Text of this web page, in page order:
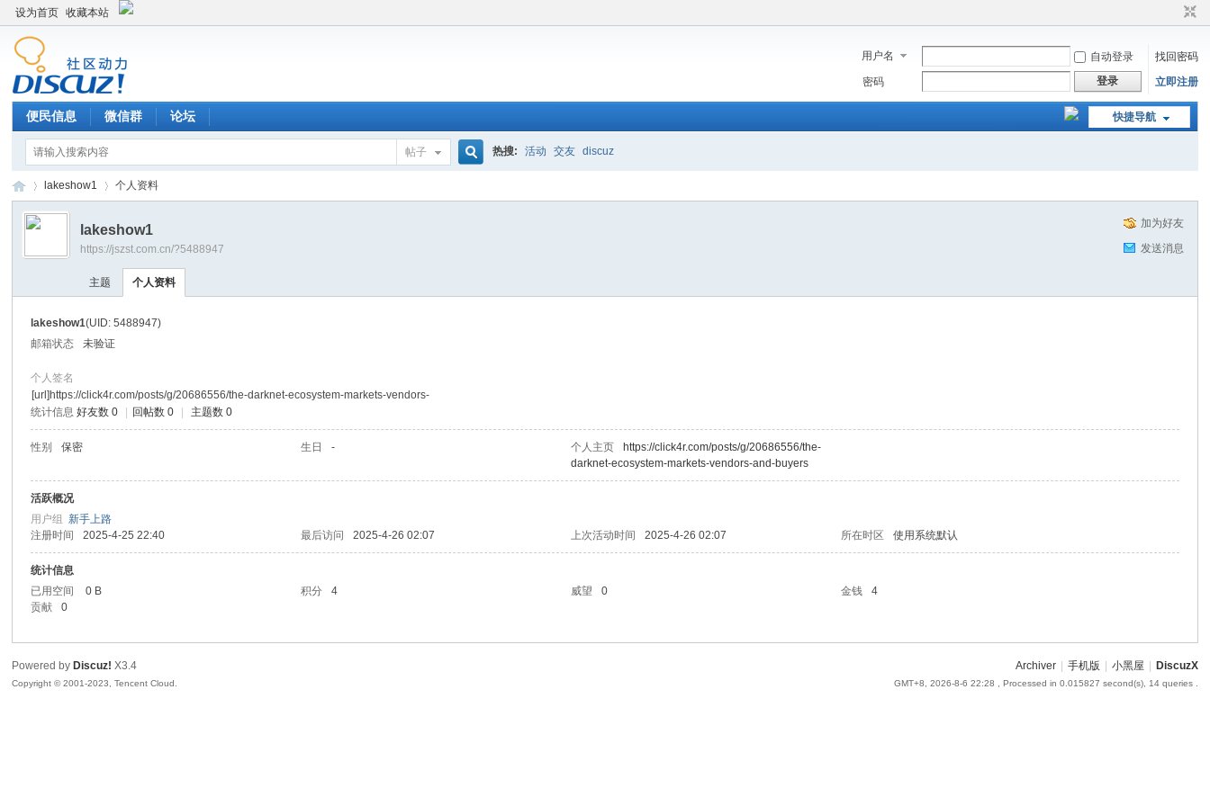
设为首页 收藏本站
用户名 自动登录
找回密码
密码
登录 立即注册
快捷导航
便民信息 微信群 论坛
帖子 热搜: 活动 交友 discuz
›
lakeshow1 个人资料
加为好友
发送消息
lakeshow1
https://jszst.com.cn/?5488947
主题 个人资料
lakeshow1(UID: 5488947)
邮箱状态
未验证
个人签名
[url]https://click4r.com/posts/g/20686556/the-darknet-ecosystem-markets-vendors-
统计信息 好友数 0 回帖数 0 主题数 0
性别 保密 生日 - 个人主页
https://click4r.com/posts/g/20686556/the-
darknet-ecosystem-markets-vendors-and-buyers
活跃概况
用户组新手上路
注册时间
2025-4-25 22:40 最后访问 2025-4-26 02:07 上次活动时间 2025-4-26 02:07 所在时区 使用系统默认
统计信息
已用空间
0 B 积分 4 威望 0 金钱
4
贡献
0
Archiver 手机版 小黑屋 DiscuzX
GMT+8, 2026-8-6 22:28 , Processed in 0.015827 second(s), 14 queries .
Powered by Discuz! X3.4
Copyright © 2001-2023, Tencent Cloud.